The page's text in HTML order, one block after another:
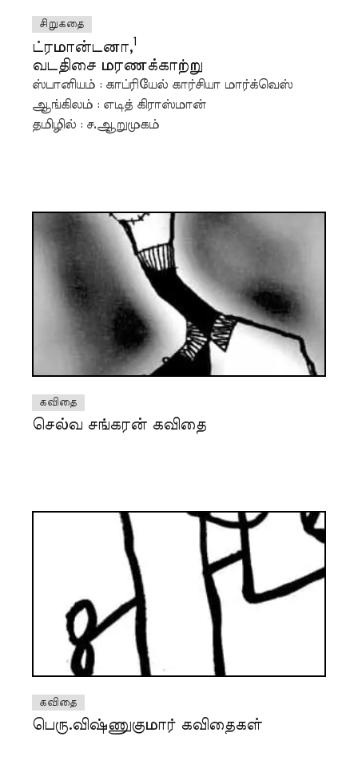
சிறுகதை
ட்ரமான்டனா,1
வடதிசை மரணக்காற்று
ஸ்பானியம் : காப்ரியேல் கார்சியா மார்க்வெஸ்
ஆங்கிலம் : எடித் கிராஸ்மான்
தமிழில் : ச.ஆறுமுகம்
கவிதை
செல்வ சங்கரன் கவிதை
கவிதை
பெரு.விஷ்ணுகுமார் கவிதைகள்